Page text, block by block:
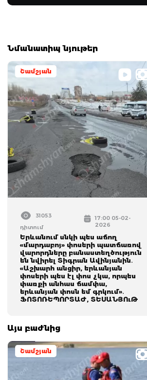
Նմանատիպ նյութեր
Շամշյան
31053
դիտում
17:00 05-02-
2026
Երևանում սնկի պես աճող
«մարդաբոյ» փոսերի պատճառով
վարորդները բանաստեղծություն
են նվիրել Տիգրան Ավինյանին․
«Աշխարհ անցիր, երևանյան
փոսերի պես էլ փոս չկա, որպես
փառքի անհաս ճամփա,
երևանյան փոսն եմ գրկում»․
ՖՈՏՈՌԵՊՈՐՏԱԺ, ՏԵՍԱՆՅՈւԹ
Այս բաժնից
Շամշյան